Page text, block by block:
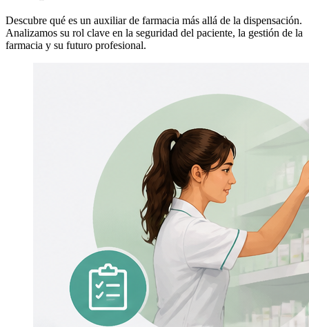
Descubre qué es un auxiliar de farmacia más allá de la dispensación.
Analizamos su rol clave en la seguridad del paciente, la gestión de la
farmacia y su futuro profesional.